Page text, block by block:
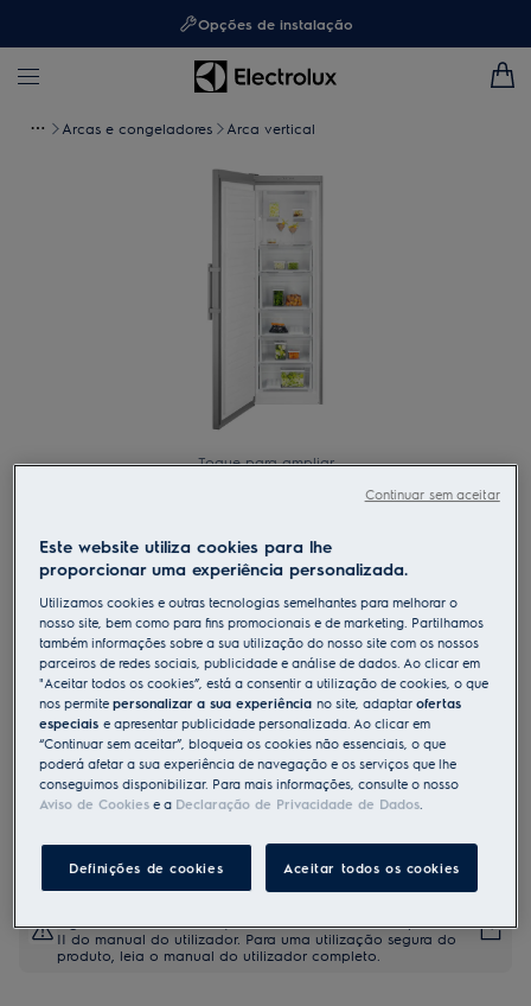
Opções de instalação
Arcas e congeladores Arca vertical
Toque para ampliar
LUT6NE28U
Arca vertical de livre instalação de
1860 mm
Ficha de informação do produto
Benefícios
No Frost 600 evita que o gelo se acumule no congelador.
No Frost impede a acumulação de gelo no congelador
Um mecanismo de abertura fácil permite que a porta se abra
suavemente.
II do manual do utilizador. Para uma utilização segura do
produto, leia o manual do utilizador completo.
Este website utiliza cookies para lhe
proporcionar uma experiência personalizada.
Utilizamos cookies e outras tecnologias semelhantes para melhorar o
nosso site, bem como para fins promocionais e de marketing. Partilhamos
também informações sobre a sua utilização do nosso site com os nossos
parceiros de redes sociais, publicidade e análise de dados. Ao clicar em
"Aceitar todos os cookies”, está a consentir a utilização de cookies, o que
nos permitepersonalizar a sua experiênciano site, adaptarofertas
especiaise apresentar publicidade personalizada. Ao clicar em
“Continuar sem aceitar”, bloqueia os cookies não essenciais, o que
poderá afetar a sua experiência de navegação e os serviços que lhe
conseguimos disponibilizar. Para mais informações, consulte o nosso
Aviso de Cookies e a Declaração de Privacidade de Dados
Definições de cookies Aceitar todos os cookies
Continuar sem aceitar